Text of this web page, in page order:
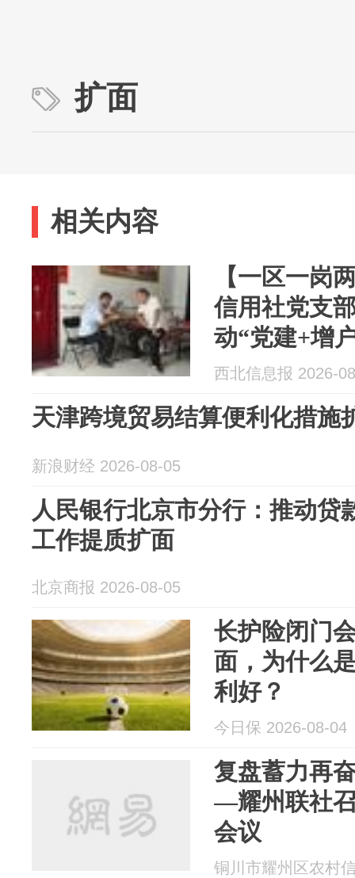
扩面
相关内容
【一区一岗
信用社党支
动“党建+增
西北信息报 2026-
天津跨境贸易结算便利化措施
新浪财经 2026-08-05
人民银行北京市分行：推动贷
工作提质扩面
北京商报 2026-08-05
长护险闭门
面，为什么
利好？
今日保 2026-08-04
复盘蓄力再
—耀州联社
会议
铜川市耀州区农村